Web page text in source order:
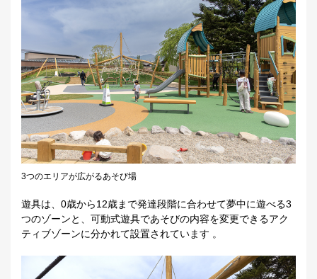
3つのエリアが広がるあそび場
遊具は、0歳から12歳まで発達段階に合わせて夢中に遊べる3
つのゾーンと、可動式遊具であそびの内容を変更できるアク
ティブゾーンに分かれて設置されています 。